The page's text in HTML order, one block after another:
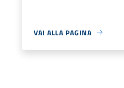
VAI ALLA PAGINA